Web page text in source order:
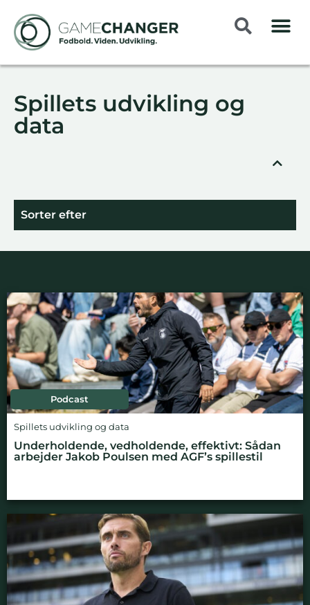
Spillets udvikling og
data
Sorter efter
Podcast
Spillets udvikling og data
Underholdende, vedholdende, effektivt: Sådan
arbejder Jakob Poulsen med AGF’s spillestil